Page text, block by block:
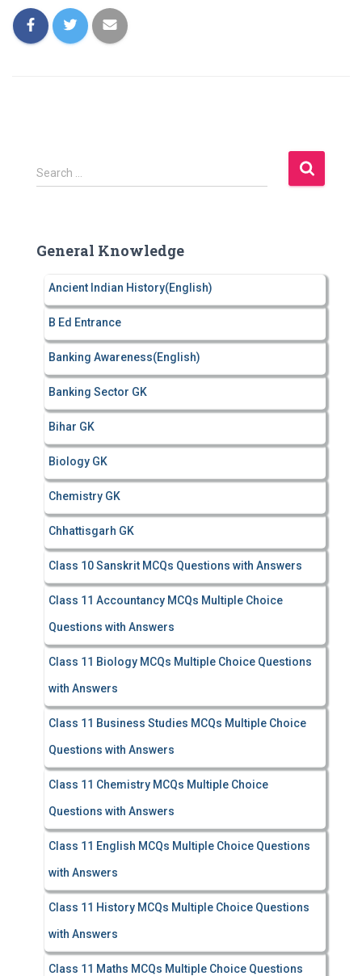
S
e
h
Search …
General Knowledge
Ancient Indian History(English)
B Ed Entrance
Banking Awareness(English)
Banking Sector GK
Bihar GK
Biology GK
Chemistry GK
Chhattisgarh GK
Class 10 Sanskrit MCQs Questions with Answers
Class 11 Accountancy MCQs Multiple Choice
Questions with Answers
Class 11 Biology MCQs Multiple Choice Questions
with Answers
Class 11 Business Studies MCQs Multiple Choice
Questions with Answers
Class 11 Chemistry MCQs Multiple Choice
Questions with Answers
Class 11 English MCQs Multiple Choice Questions
with Answers
Class 11 History MCQs Multiple Choice Questions
with Answers
Class 11 Maths MCQs Multiple Choice Questions